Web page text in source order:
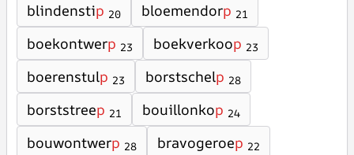
blindenstip 20 bloemendorp 21
boekontwerp 23 boekverkoop 23
boerenstulp 23 borstschelp 28
borststreep 21 bouillonkop 24
bouwontwerp 28 bravogeroep 22